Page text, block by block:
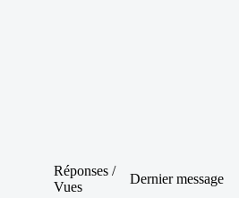
Réponses /
Vues
Dernier message